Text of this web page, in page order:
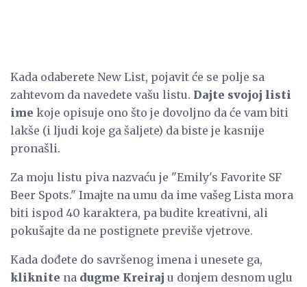
Kada odaberete New List, pojavit će se polje sa
zahtevom da navedete vašu listu. Dajte svojoj listi
ime koje opisuje ono što je dovoljno da će vam biti
lakše (i ljudi koje ga šaljete) da biste je kasnije
pronašli.
Za moju listu piva nazvaću je "Emily's Favorite SF
Beer Spots." Imajte na umu da ime vašeg Lista mora
biti ispod 40 karaktera, pa budite kreativni, ali
pokušajte da ne postignete previše vjetrove.
Kada dođete do savršenog imena i unesete ga,
kliknite na dugme Kreiraj u donjem desnom uglu